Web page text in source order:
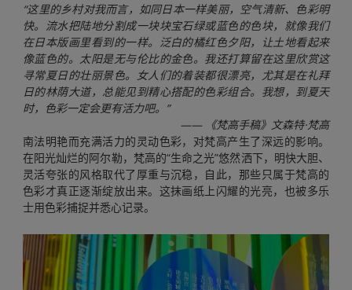
“这里的乡村对我而言，如同日本一样美丽，空气清新、色彩明
快。流水把陆地分割成一块块宝石绿或蓝色的色块，就像我们
在日本版画里看到的一样。泛白的橘红色夕阳，让土地看起来
像蓝色的。太阳是无与伦比的金色。我还打算留在这里欣赏这
寻常夏日的壮丽景色。女人们的着装都很漂亮，尤其是在礼拜
日的林荫大道，总能见到精心搭配的色彩组合。我想，到夏天
时，色彩一定会更有活力吧。”
—— 《梵高手稿》文森特·梵高
南法明艳而充满活力的灵动色彩，对梵高产生了深远的影响。
在阳光灿烂的阿尔勒，梵高的“生命之光”悠然洒下，明快大胆、
灵活夸张的风格取代了厚重与沉稳，自此，那些只属于梵高的
色彩才真正逐渐绽放出来。这抹画纸上闪耀的光亮，也被多乐
士用色彩捕捉并悉心记录。